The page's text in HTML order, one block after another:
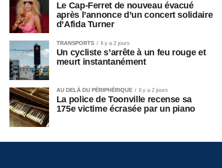
Le Cap-Ferret de nouveau évacué
après l’annonce d’un concert solidaire
d’Afida Turner
TRANSPORTS Il y a 2 jours
Un cycliste s’arrête à un feu rouge et
meurt instantanément
AU DELÀ DU PÉRIPHÉRIQUE Il y a 2 jours
La police de Toonville recense sa
175e victime écrasée par un piano